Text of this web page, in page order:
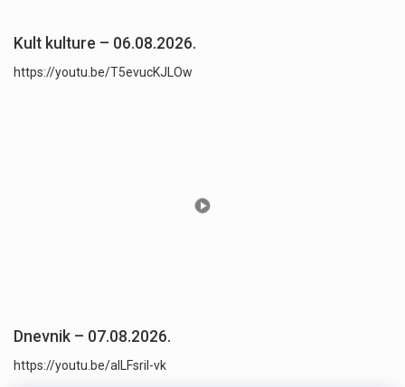
Kult kulture – 06.08.2026.
https://youtu.be/T5evucKJLOw
Dnevnik – 07.08.2026.
https://youtu.be/aILFsriI-vk